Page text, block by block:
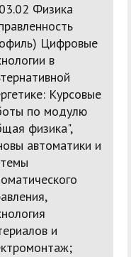
Физика
Цифровые
в
Курсовые
по модулю
физика",
автоматики и
и